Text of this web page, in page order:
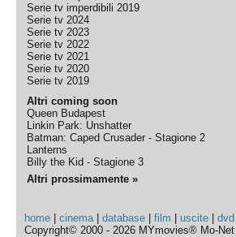
Serie tv imperdibili 2019
Serie tv 2024
Serie tv 2023
Serie tv 2022
Serie tv 2021
Serie tv 2020
Serie tv 2019
Altri coming soon
Queen Budapest
Linkin Park: Unshatter
Batman: Caped Crusader - Stagione 2
Lanterns
Billy the Kid - Stagione 3
Altri prossimamente »
home |cinema|database |film |uscite |dvd
Copyright© 2000 - 2026 MYmovies® Mo-